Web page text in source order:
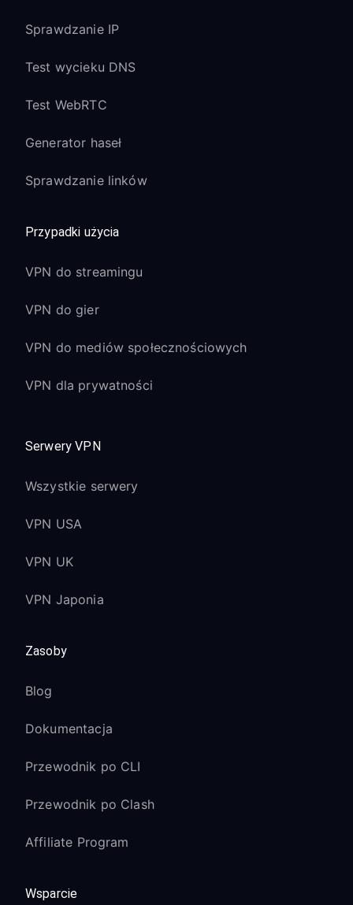
Sprawdzanie IP
Test wycieku DNS
Test WebRTC
Generator haseł
Sprawdzanie linków
Przypadki użycia
VPN do streamingu
VPN do gier
VPN do mediów społecznościowych
VPN dla prywatności
Serwery VPN
Wszystkie serwery
VPN USA
VPN UK
VPN Japonia
Zasoby
Blog
Dokumentacja
Przewodnik po CLI
Przewodnik po Clash
Affiliate Program
Wsparcie